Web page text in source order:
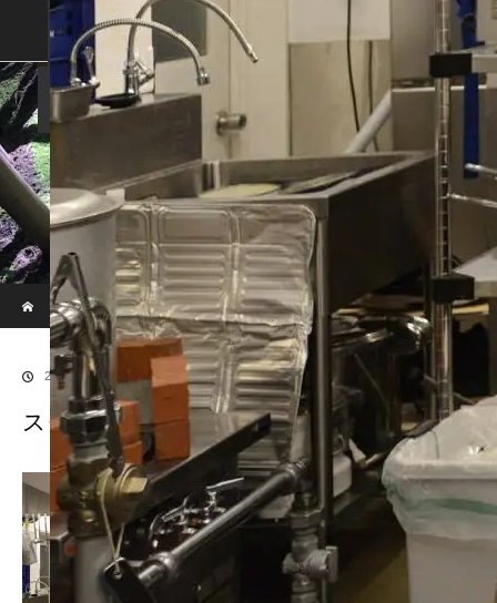
SHOP
ABOUT US ALBUM
NEWS
現代のサムライたちの時空間へ
ホーム
ブログ
スクード厨房２
2018.03.16
スクード厨房２